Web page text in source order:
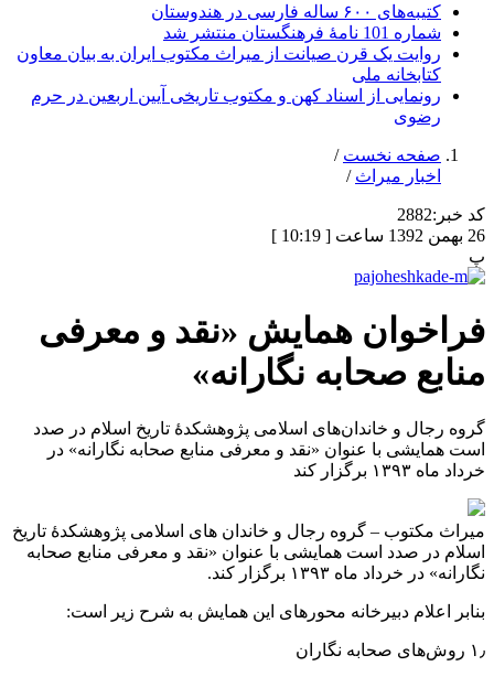
کتیبه‌های ۶۰۰ ساله فارسی در هندوستان
شماره 101 نامۀ فرهنگستان منتشر شد
روایت یک قرن صیانت از میراث مکتوب ایران به بیان معاون
کتابخانه ملی
رونمایی از اسناد کهن و مکتوب تاریخی آیین اربعین در حرم
رضوی
صفحه نخست /
اخبار میراث /
کد خبر:2882
26 بهمن 1392 ساعت [ 10:19 ]
پ
فراخوان همایش «نقد و معرفی
منابع صحابه نگارانه»
گروه رجال و خاندان‌های اسلامی پژوهشکدۀ تاریخ اسلام در صدد
است همایشی با عنوان «نقد و معرفی منابع صحابه نگارانه» در
خرداد ماه ۱۳۹۳ برگزار کند
میراث مکتوب – گروه رجال و خاندان ‌های اسلامی پژوهشکدۀ تاریخ
اسلام در صدد است همایشی با عنوان «نقد و معرفی منابع صحابه
نگارانه» در خرداد ماه ۱۳۹۳ برگزار کند.
بنابر اعلام دبیرخانه محورهای این همایش به شرح زیر است:
۱٫ روش‌های صحابه نگاران